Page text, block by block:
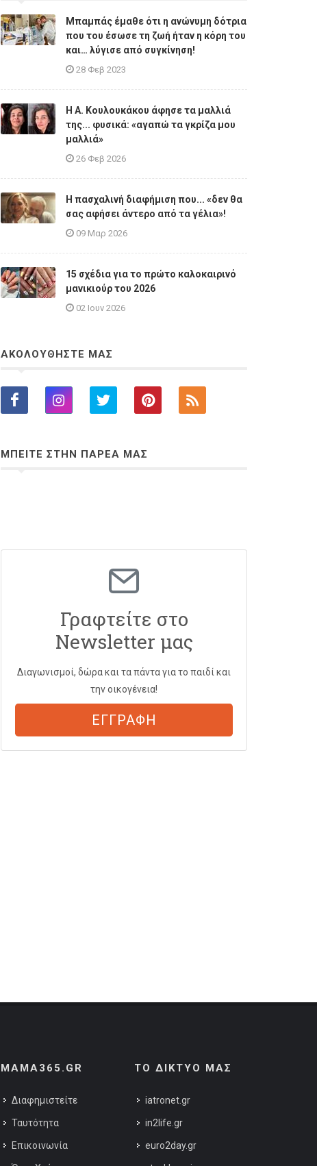
Μπαμπάς έμαθε ότι η ανώνυμη δότρια
που του έσωσε τη ζωή ήταν η κόρη του
και… λύγισε από συγκίνηση!
28 Φεβ 2023
Η A. Κουλουκάκου άφησε τα μαλλιά
της... φυσικά: «αγαπώ τα γκρίζα μου
μαλλιά»
26 Φεβ 2026
Η πασχαλινή διαφήμιση που... «δεν θα
σας αφήσει άντερο από τα γέλια»!
09 Μαρ 2026
15 σχέδια για το πρώτο καλοκαιρινό
μανικιούρ του 2026
02 Ιουν 2026
ΑΚΟΛΟΥΘΗΣΤΕ ΜΑΣ
ΜΠΕΙΤΕ ΣΤΗΝ ΠΑΡΕΑ ΜΑΣ
Γραφτείτε στο
Newsletter μας
Διαγωνισμοί, δώρα και τα πάντα για το παιδί και
την οικογένεια!
ΕΓΓΡΑΦΗ
MAMA365.GR
Διαφημιστείτε
Ταυτότητα
Επικοινωνία
ΤΟ ΔΙΚΤΥΟ ΜΑΣ
iatronet.gr
in2life.gr
euro2day.gr